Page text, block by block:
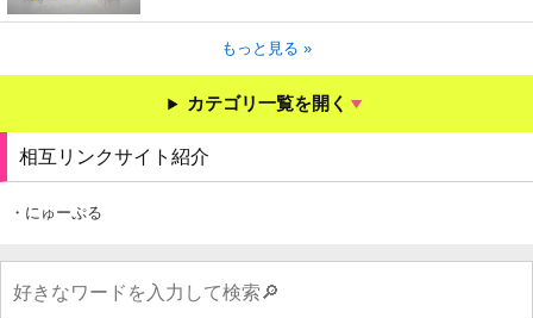
もっと見る »
カテゴリ一覧を開く
相互リンクサイト紹介
・にゅーぷる